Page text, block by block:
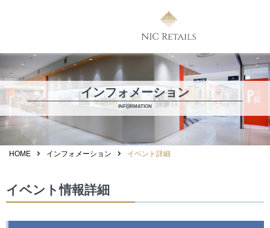
インフォメーション
INFORMATION
HOME インフォメーション イベント詳細
イベント情報詳細